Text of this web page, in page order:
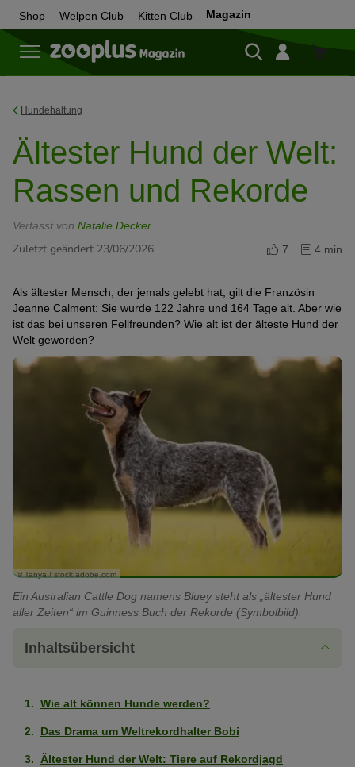
Shop Welpen Club Kitten Club Magazin
Zum
Hundehaltung
Ältester Hund der Welt:
Rassen und Rekorde
Verfasst von Natalie Decker
Zuletzt geändert 23/06/2026 7 4 min
Als ältester Mensch, der jemals gelebt hat, gilt die Französin
Jeanne Calment: Sie wurde 122 Jahre und 164 Tage alt. Aber wie
ist das bei unseren Fellfreunden? Wie alt ist der älteste Hund der
Welt geworden?
© Tanya / stock.adobe.com
Ein Australian Cattle Dog namens Bluey steht als „ältester Hund
aller Zeiten“ im Guinness Buch der Rekorde (Symbolbild).
Inhaltsübersicht
Wie alt können Hunde werden?
Das Drama um Weltrekordhalter Bobi
Ältester Hund der Welt: Tiere auf Rekordjagd